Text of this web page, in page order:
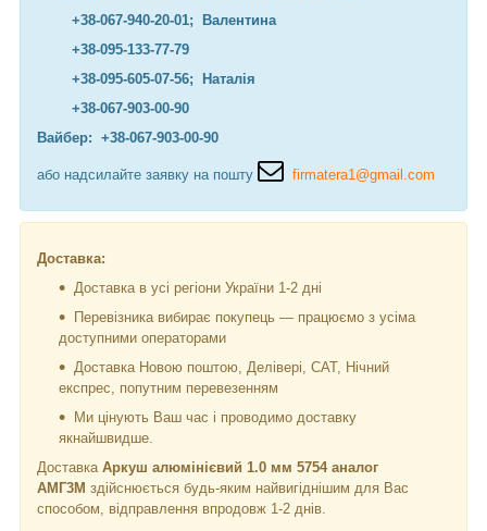
+38-067-940-20-01; Валентина
+38-095-133-77-79
+38-095-605-07-56; Наталія
+38-067-903-00-90
Вайбер: +38-067-903-00-90
або надсилайте заявку на пошту firmatera1@gmail.com
Доставка:
Доставка в усі регіони України 1-2 дні
Перевізника вибирає покупець — працюємо з усіма
доступними операторами
Доставка Новою поштою, Делівері, САТ, Нічний
експрес, попутним перевезенням
Ми цінують Ваш час і проводимо доставку
якнайшвидше.
Доставка Аркуш алюмінієвий 1.0 мм 5754 аналог
АМГ3M здійснюється будь-яким найвигіднішим для Вас
способом, відправлення впродовж 1-2 днів.